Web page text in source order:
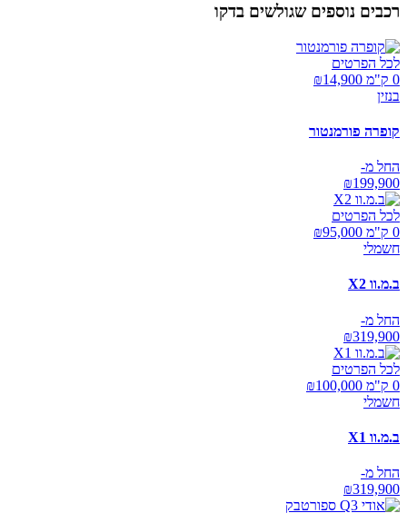
רכבים נוספים שגולשים בדקו
לכל הפרטים
0 ק"מ ₪
14,900
בנזין
קופרה פורמנטור
החל מ-
₪199,900
לכל הפרטים
0 ק"מ ₪
95,000
חשמלי
ב.מ.וו X2
החל מ-
₪319,900
לכל הפרטים
0 ק"מ ₪
100,000
חשמלי
ב.מ.וו X1
החל מ-
₪319,900